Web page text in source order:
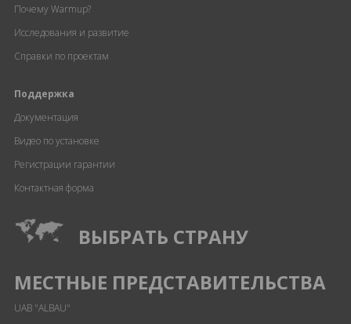
Почему Warmup?
Исследования и развитие
Справки по проектам
Поддержка
Документация
Видео по установке
Регистрации гарантии
Контактная форма
ВЫБРАТЬ СТРАНУ
МЕСТНЫЕ ПРЕДСТАВИТЕЛЬСТВА
UAB "ALBAU"